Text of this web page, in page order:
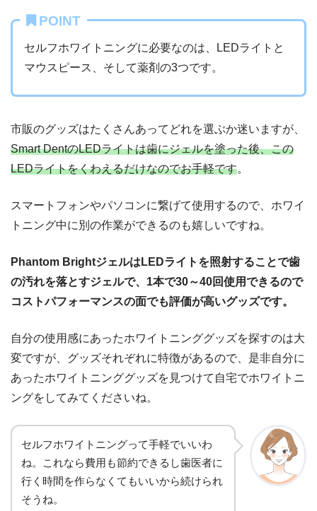
POINT
セルフホワイトニングに必要なのは、LEDライトと
マウスピース、そして薬剤の3つです。
市販のグッズはたくさんあってどれを選ぶか迷いますが、
Smart DentのLEDライトは歯にジェルを塗った後、この
LEDライトをくわえるだけなのでお手軽です。
スマートフォンやパソコンに繋げて使用するので、ホワイ
トニング中に別の作業ができるのも嬉しいですね。
Phantom BrightジェルはLEDライトを照射することで歯
の汚れを落とすジェルで、1本で30～40回使用できるので
コストパフォーマンスの面でも評価が高いグッズです。
自分の使用感にあったホワイトニンググッズを探すのは大
変ですが、グッズそれぞれに特徴があるので、是非自分に
あったホワイトニンググッズを見つけて自宅でホワイトニ
ングをしてみてくださいね。
セルフホワイトニングって手軽でいいわ
ね。これなら費用も節約できるし歯医者に
行く時間を作らなくてもいいから続けられ
そうね。